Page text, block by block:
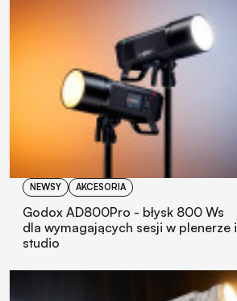
NEWSY AKCESORIA
Godox AD800Pro - błysk 800 Ws
dla wymagających sesji w plenerze i
studio